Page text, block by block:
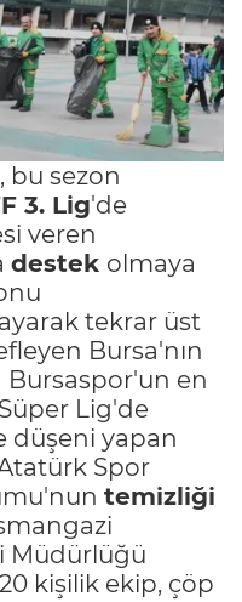
, bu sezon
3. Lig'de
veren
destek olmaya
tekrar üst
Bursa'nın
Bursaspor'un en
Lig'de
düşeni yapan
Spor
temizliği
Müdürlüğü
kişilik ekip, çöp